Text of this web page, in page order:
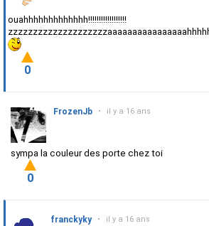
ouahhhhhhhhhhhhh!!!!!!!!!!!!!!!!!!
0
FrozenJb • il y a 16 ans
sympa la couleur des porte chez toi
0
franckyky • il y a 16 ans